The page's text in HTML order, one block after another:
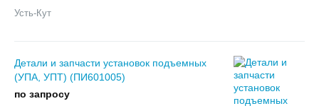
Усть-Кут
Детали и запчасти установок подъемных
(УПА, УПТ) (ПИ601005)
по запросу